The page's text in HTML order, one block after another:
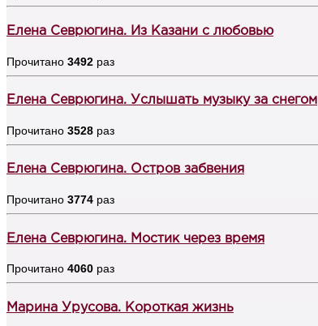
Елена Севрюгина. Из Казани с любовью
Прочитано 3492 раз
Елена Севрюгина. Услышать музыку за снегом
Прочитано 3528 раз
Елена Севрюгина. Остров забвения
Прочитано 3774 раз
Елена Севрюгина. Мостик через время
Прочитано 4060 раз
Марина Урусова. Короткая жизнь